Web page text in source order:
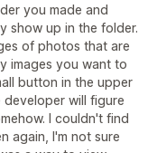
you made and
show up in the folder.
of photos that are
images you want to
button in the upper
developer will figure
I couldn't find
again, I'm not sure